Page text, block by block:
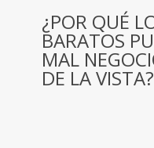
¿POR QUÉ
BARATOS
MAL
DE LA VISTA?